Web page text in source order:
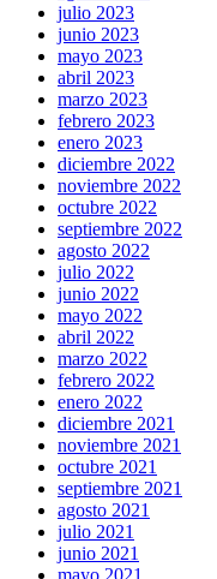
julio 2023
junio 2023
mayo 2023
abril 2023
marzo 2023
febrero 2023
enero 2023
diciembre 2022
noviembre 2022
octubre 2022
septiembre 2022
agosto 2022
julio 2022
junio 2022
mayo 2022
abril 2022
marzo 2022
febrero 2022
enero 2022
diciembre 2021
noviembre 2021
octubre 2021
septiembre 2021
agosto 2021
julio 2021
junio 2021